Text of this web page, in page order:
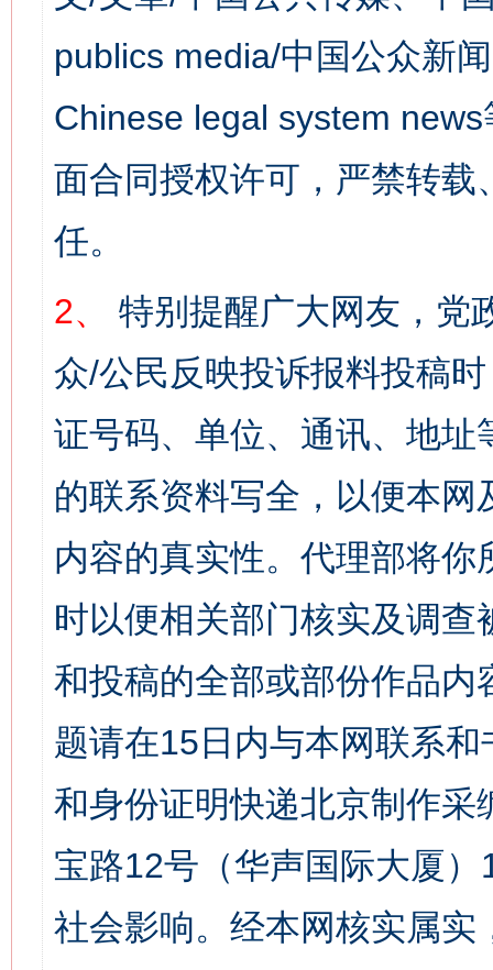
publics media/中国公众新
Chinese legal system
面合同授权许可，严禁转
任。
2、
特别提醒广大网友，党
众/公民反映投诉报料投稿
证号码、单位、通讯、地
的联系资料写全，以便本
内容的真实性。代理部将
时以便相关部门核实及调
和投稿的全部或部份作品
题请在15日内与本网联系
和身份证明快递北京制作
宝路12号（华声国际大厦
社会影响。经本网核实属